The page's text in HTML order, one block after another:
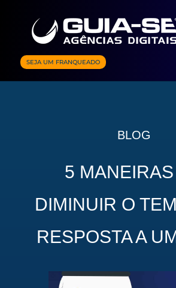
SEJA UM FRANQUEADO
BLOG
5
DIMINUIR O
RESPOSTA A